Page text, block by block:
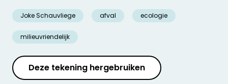
Joke Schauvliege afval ecologie
milieuvriendelijk
Deze tekening hergebruiken